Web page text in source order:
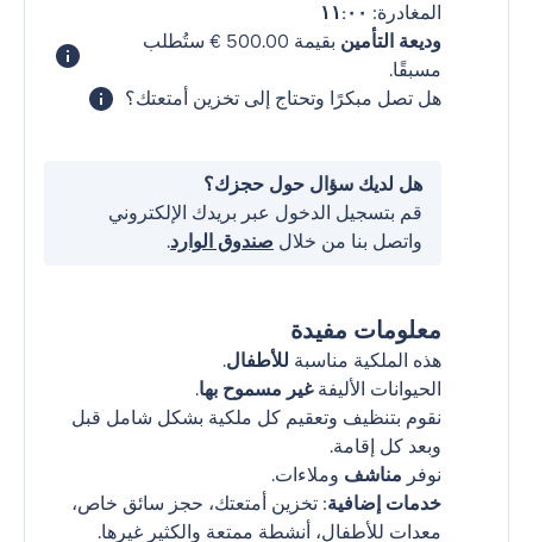
المغادرة: ١١:٠٠
وديعة التأمين
بقيمة ‏500.00 € ستُطلب
مسبقًا.
هل تصل مبكرًا وتحتاج إلى تخزين أمتعتك؟
هل لديك سؤال حول حجزك؟
قم بتسجيل الدخول عبر بريدك الإلكتروني
واتصل بنا من خلال صندوق الوارد.
معلومات مفيدة
هذه الملكية مناسبة للأطفال.
الحيوانات الأليفةغير مسموح بها.
نقوم بتنظيف وتعقيم كل ملكية بشكل شامل قبل
وبعد كل إقامة.
نوفر مناشف وملاءات.
خدمات إضافية: تخزين أمتعتك، حجز سائق خاص،
معدات للأطفال، أنشطة ممتعة والكثير غيرها.